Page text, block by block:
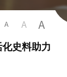
A A A
化史料助力